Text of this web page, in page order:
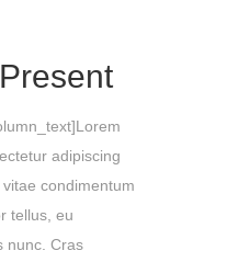
adipiscing
condimentum
tellus, eu
nunc. Cras